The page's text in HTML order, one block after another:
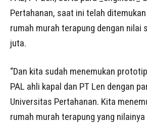
Pertahanan, saat ini telah
rumah murah terapung dengan nilai
juta.
“Dan kita sudah menemukan
PAL ahli kapal dan PT Len dengan
Universitas Pertahanan. Kita
rumah murah terapung yang